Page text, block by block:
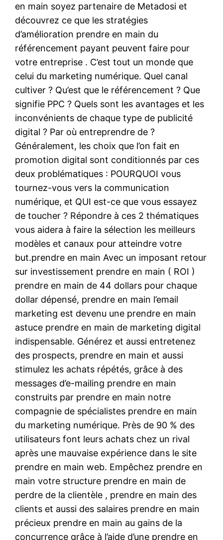
en main soyez partenaire de Metadosi et
découvrez ce que les stratégies
d’amélioration prendre en main du
référencement payant peuvent faire pour
votre entreprise . C’est tout un monde que
celui du marketing numérique. Quel canal
cultiver ? Qu’est que le référencement ? Que
signifie PPC ? Quels sont les avantages et les
inconvénients de chaque type de publicité
digital ? Par où entreprendre de ?
Généralement, les choix que l’on fait en
promotion digital sont conditionnés par ces
deux problématiques : POURQUOI vous
tournez-vous vers la communication
numérique, et QUI est-ce que vous essayez
de toucher ? Répondre à ces 2 thématiques
vous aidera à faire la sélection les meilleurs
modèles et canaux pour atteindre votre
but.prendre en main Avec un imposant retour
sur investissement prendre en main ( ROI )
prendre en main de 44 dollars pour chaque
dollar dépensé, prendre en main l’email
marketing est devenu une prendre en main
astuce prendre en main de marketing digital
indispensable. Générez et aussi entretenez
des prospects, prendre en main et aussi
stimulez les achats répétés, grâce à des
messages d’e-mailing prendre en main
construits par prendre en main notre
compagnie de spécialistes prendre en main
du marketing numérique. Près de 90 % des
utilisateurs font leurs achats chez un rival
après une mauvaise expérience dans le site
prendre en main web. Empêchez prendre en
main votre structure prendre en main de
perdre de la clientèle , prendre en main des
clients et aussi des salaires prendre en main
précieux prendre en main au gains de la
concurrence grâce à l’aide d’une prendre en